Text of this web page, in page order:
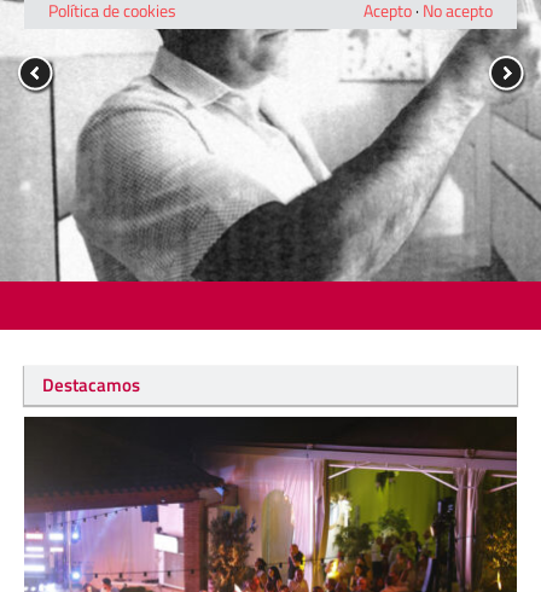
Destacamos
Política de cookies
Acepto· No acepto